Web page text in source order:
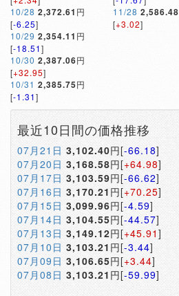
10/28 2,372.61 円
[-6.25]
10/29 2,354.11 円
[-18.51]
10/30 2,387.06円
[+32.95]
10/31 2,385.75円
[-1.31]
11/28 2,586.48
[+3.02]
最近10日間の価格推移
07月21日 3,102.40円[-66.18]
07月20日 3,168.58円[+64.98]
07月17日 3,103.59円[-66.62]
07月16日 3,170.21 円[+70.25]
07月15日 3,099.96円[-4.59]
07月14日 3,104.55円[-44.57]
07月13日 3,149.12円[+45.91 ]
07月10日 3,103.21円[-3.44]
07月09日 3,106.65円[+3.44]
07月08日 3,103.21 円[-59.99]